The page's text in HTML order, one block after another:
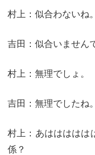
村上：似合わないね。
吉田：似合いません
村上：無理でしょ。
吉田：無理でしたね。
村上：あははははは
係？